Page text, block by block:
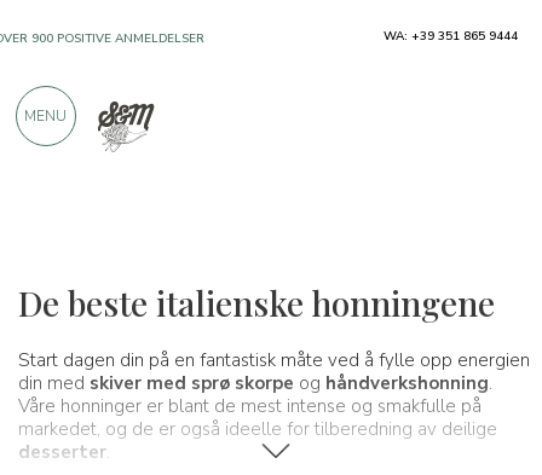
De beste italienske honningene
Start dagen din på en fantastisk måte ved å fylle opp energien
din med skiver med sprø skorpe og håndverkshonning.
Våre honninger er blant de mest intense og smakfulle på
markedet, og de er også ideelle for tilberedning av deilige
desserter.
900 POSITIVE ANMELDELSER WA: +39 351 865 9444
MENU